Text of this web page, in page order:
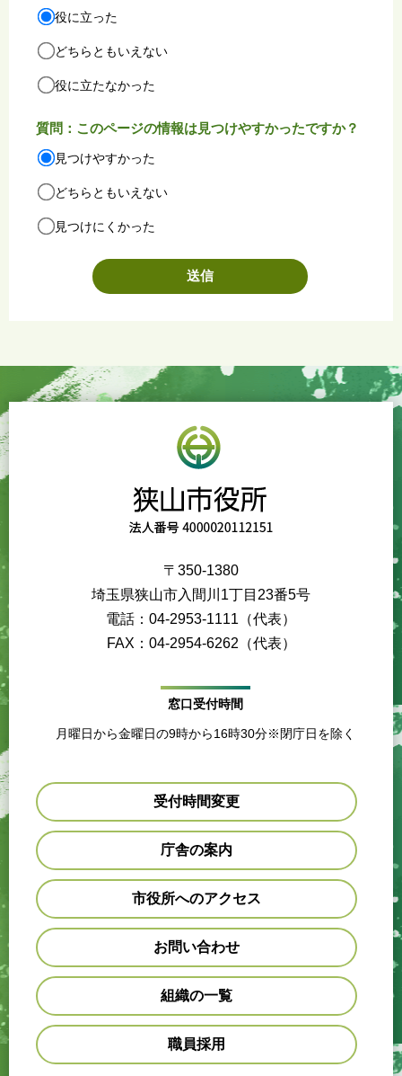
役に立った
どちらともいえない
役に立たなかった
質問：このページの情報は見つけやすかったですか？
見つけやすかった
どちらともいえない
見つけにくかった
〒350-1380
埼玉県狭山市入間川1丁目23番5号
電話：04-2953-1111（代表）
FAX：04-2954-6262（代表）
窓口受付時間
月曜日から金曜日の9時から16時30分※閉庁日を除く
受付時間変更
庁舎の案内
市役所へのアクセス
お問い合わせ
組織の一覧
職員採用